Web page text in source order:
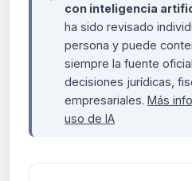
con inteligencia
ha sido revisado
persona y puede
siempre la fuente
decisiones jurídicas,
empresariales. Más
uso de IA